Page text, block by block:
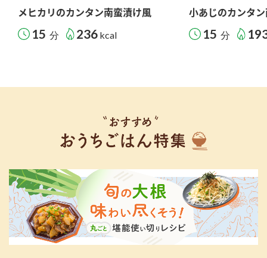
メヒカリのカンタン南蛮漬け風
15 分 236 kcal
小あじのカンタ
15 分